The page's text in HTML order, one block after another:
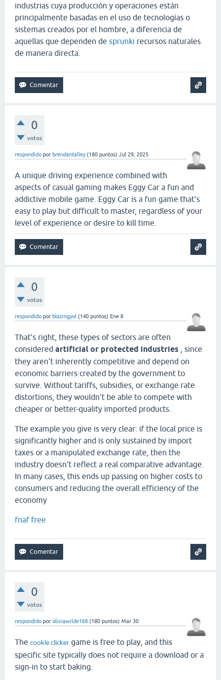
industrias cuya producción y operaciones están
principalmente basadas en el uso de tecnologías o
sistemas creados por el hombre, a diferencia de
aquellas que dependen de sprunki recursos naturales
de manera directa.
0
votos
respondido por brendantalley (180 puntos) Jul 29, 2025
A unique driving experience combined with
aspects of casual gaming makes Eggy Car a fun and
addictive mobile game. Eggy Car is a fun game that's
easy to play but difficult to master, regardless of your
level of experience or desire to kill time.
0
votos
respondido por blazingyol (140 puntos) Ene 8
That's right, these types of sectors are often
considered artificial or protected industries , since
they aren't inherently competitive and depend on
economic barriers created by the government to
survive. Without tariffs, subsidies, or exchange rate
distortions, they wouldn't be able to compete with
cheaper or better-quality imported products.
The example you give is very clear: if the local price is
significantly higher and is only sustained by import
taxes or a manipulated exchange rate, then the
industry doesn't reflect a real comparative advantage.
In many cases, this ends up passing on higher costs to
consumers and reducing the overall efficiency of the
economy
fnaf free
0
votos
respondido por oliviawilde168 (180 puntos) Mar 30
The cookie clicker game is free to play, and this
specific site typically does not require a download or a
sign-in to start baking.